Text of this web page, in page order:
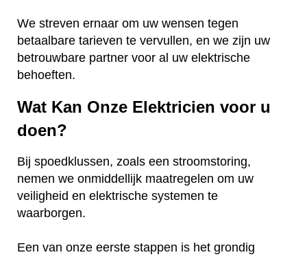
We streven ernaar om uw wensen tegen
betaalbare tarieven te vervullen, en we zijn uw
betrouwbare partner voor al uw elektrische
behoeften.
Wat Kan Onze Elektricien voor u
doen?
Bij spoedklussen, zoals een stroomstoring,
nemen we onmiddellijk maatregelen om uw
veiligheid en elektrische systemen te
waarborgen.
Een van onze eerste stappen is het grondig